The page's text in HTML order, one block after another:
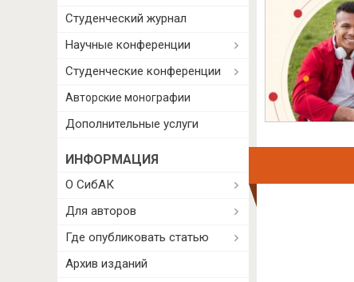
Студенческий журнал
Научные конференции
Студенческие конференции
Авторские монографии
Дополнительные услуги
ИНФОРМАЦИЯ
О СибАК
Для авторов
Где опубликовать статью
Архив изданий